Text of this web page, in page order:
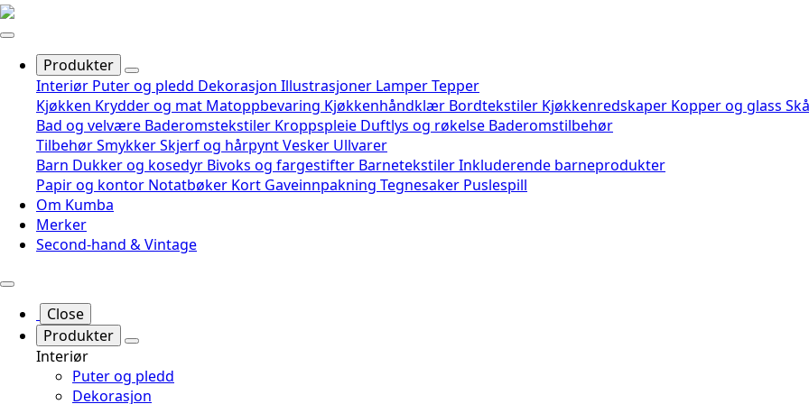
Produkter
Interiør Puter og pledd Dekorasjon Illustrasjoner LamperTepper
Kjøkken Krydder og mat Matoppbevaring Kjøkkenhåndklær Bordtekstiler Kjøkkenredskaper Kopper og glass
Bad og velvære Baderomstekstiler Kroppspleie Duftlys og røkelse Baderomstilbehør
TilbehørSmykkerSkjerf og hårpyntVesker Ullvarer
Barn Dukker og kosedyr Bivoks og fargestifter BarnetekstilerInkluderende barneprodukter
Papir og kontor Notatbøker Kort Gaveinnpakning Tegnesaker Puslespill
Om Kumba
Merker
Second-hand & Vintage
Close
Produkter
Interiør
Puter og pledd
Dekorasjon